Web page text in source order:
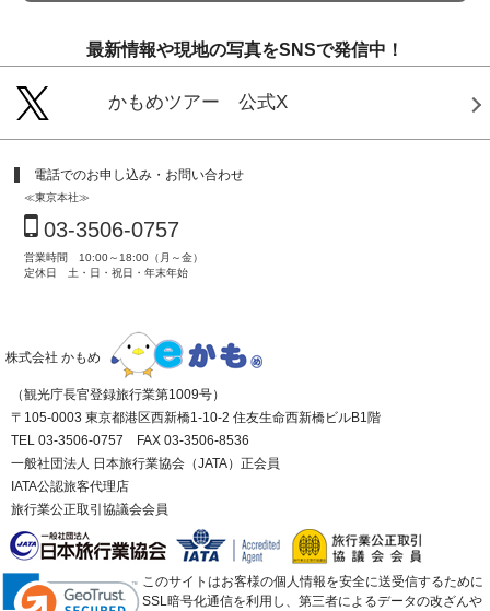
最新情報や現地の写真をSNSで発信中！
かもめツアー 公式X
電話でのお申し込み・お問い合わせ
≪東京本社≫
03-3506-0757
営業時間 10:00～18:00（月～金）
定休日 土・日・祝日・年末年始
株式会社 かもめ
（観光庁長官登録旅行業第1009号）
〒105-0003 東京都港区西新橋1-10-2 住友生命西新橋ビルB1階
TEL 03-3506-0757 FAX 03-3506-8536
一般社団法人 日本旅行業協会（JATA）正会員
IATA公認旅客代理店
旅行業公正取引協議会会員
このサイトはお客様の個人情報を安全に送受信するために
SSL暗号化通信を利用し、第三者によるデータの改ざんや